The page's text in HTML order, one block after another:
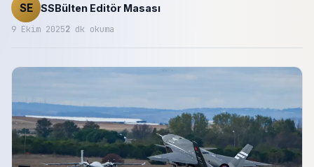
SE SSBülten Editör Masası
9 Ekim 20252 dk okuma